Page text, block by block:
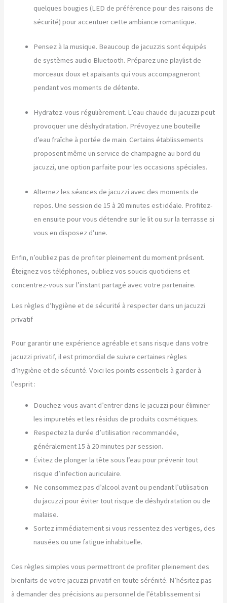
quelques bougies (LED de préférence pour des raisons de
sécurité) pour accentuer cette ambiance romantique.
Pensez à la musique. Beaucoup de jacuzzis sont équipés
de systèmes audio Bluetooth. Préparez une playlist de
morceaux doux et apaisants qui vous accompagneront
pendant vos moments de détente.
Hydratez-vous régulièrement. L’eau chaude du jacuzzi peut
provoquer une déshydratation. Prévoyez une bouteille
d’eau fraîche à portée de main. Certains établissements
proposent même un service de champagne au bord du
jacuzzi, une option parfaite pour les occasions spéciales.
Alternez les séances de jacuzzi avec des moments de
repos. Une session de 15 à 20 minutes est idéale. Profitez-
en ensuite pour vous détendre sur le lit ou sur la terrasse si
vous en disposez d’une.
Enfin, n’oubliez pas de profiter pleinement du moment présent.
Éteignez vos téléphones, oubliez vos soucis quotidiens et
concentrez-vous sur l’instant partagé avec votre partenaire.
Les règles d’hygiène et de sécurité à respecter dans un jacuzzi
privatif
Pour garantir une expérience agréable et sans risque dans votre
jacuzzi privatif, il est primordial de suivre certaines règles
d’hygiène et de sécurité. Voici les points essentiels à garder à
l’esprit :
Douchez-vous avant d’entrer dans le jacuzzi pour éliminer
les impuretés et les résidus de produits cosmétiques.
Respectez la durée d’utilisation recommandée,
généralement 15 à 20 minutes par session.
Évitez de plonger la tête sous l’eau pour prévenir tout
risque d’infection auriculaire.
Ne consommez pas d’alcool avant ou pendant l’utilisation
du jacuzzi pour éviter tout risque de déshydratation ou de
malaise.
Sortez immédiatement si vous ressentez des vertiges, des
nausées ou une fatigue inhabituelle.
Ces règles simples vous permettront de profiter pleinement des
bienfaits de votre jacuzzi privatif en toute sérénité. N’hésitez pas
à demander des précisions au personnel de l’établissement si